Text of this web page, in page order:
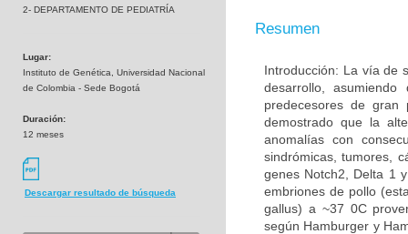
2- DEPARTAMENTO DE PEDIATRÍA
Lugar:
Instituto de Genética, Universidad Nacional
de Colombia - Sede Bogotá
Duración:
12 meses
Descargar resultado de búsqueda
Resumen
Introducción: La vía de
desarrollo,
predecesores de gran
demostrado que la
anomalías con
sindrómicas, tumores,
genes Notch2, Delta 1
embriones de pollo
gallus) a ~37 0C
según Hamburger y